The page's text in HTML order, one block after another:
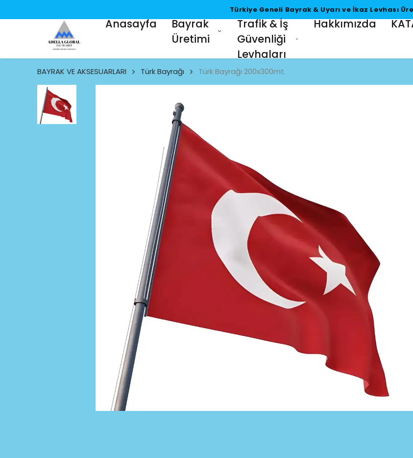
Türkiye
Anasayfa
Bayrak
Üretimi
Trafik & İş
Güvenliği
Levhaları
Hakkımızda
BAYRAK VE AKSESUARLARI Türk Bayrağı Türk Bayrağı 200x300mt.